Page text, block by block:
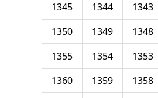
1343
1344
1345
1348
1349
1350
1353
1354
1355
1358
1359
1360